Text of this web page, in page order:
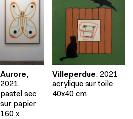
Aurore,
2021
pastel sec
sur papier
160 x
Villeperdue, 2021
acrylique sur toile
40x40 cm